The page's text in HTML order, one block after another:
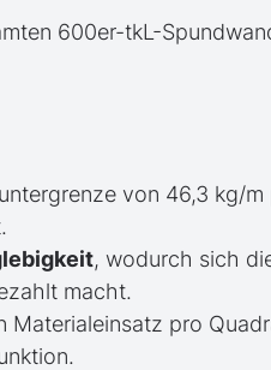
600er-tkL-
von 46,3 kg/m
, wodurch sich
macht.
Materialeinsatz pro